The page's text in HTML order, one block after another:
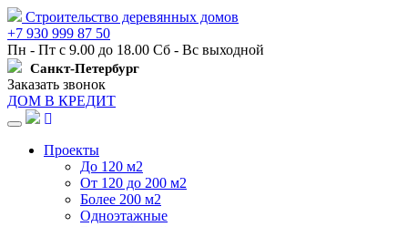
Строительство деревянных домов
+7 930 999 87 50
Пн - Пт с 9.00 до 18.00 Сб - Вс выходной
Санкт-Петербург
Заказать звонок
ДОМ В КРЕДИТ
Навигация
Проекты
До 120 м2
От 120 до 200 м2
Более 200 м2
Одноэтажные